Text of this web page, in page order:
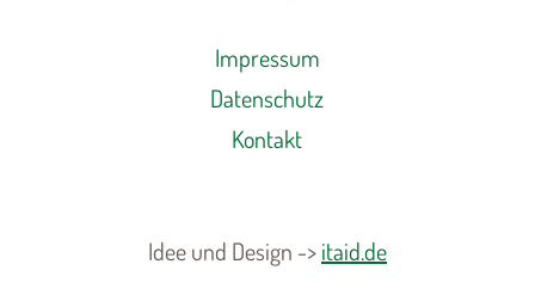
Impressum
Datenschutz
Kontakt
Idee und Design ->itaid.de